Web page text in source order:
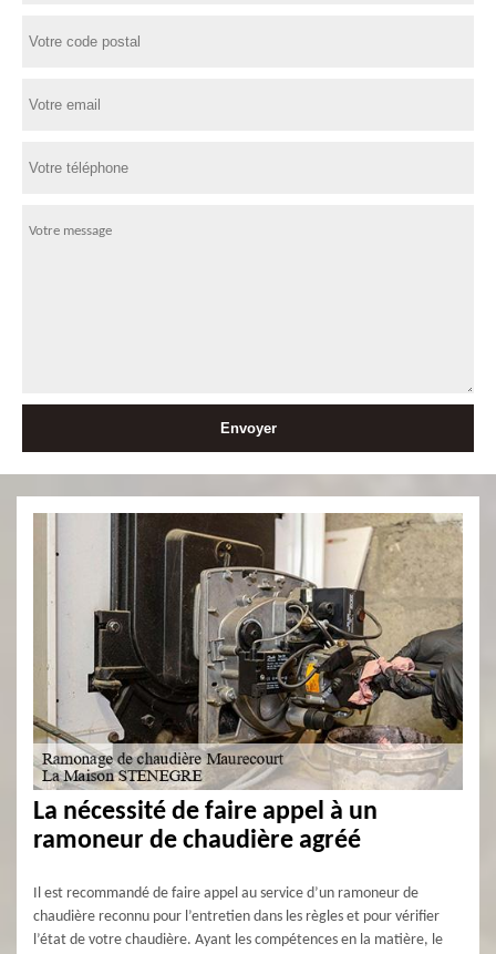
La nécessité de faire appel à un
ramoneur de chaudière agréé
Il est recommandé de faire appel au service d’un ramoneur de
chaudière reconnu pour l’entretien dans les règles et pour vérifier
l’état de votre chaudière. Ayant les compétences en la matière, le